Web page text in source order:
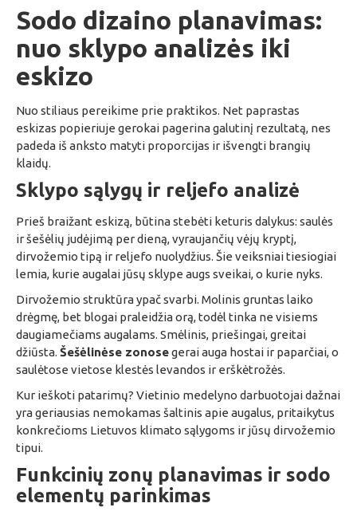
Sodo dizaino planavimas:
nuo sklypo analizės iki
eskizo
Nuo stiliaus pereikime prie praktikos. Net paprastas
eskizas popieriuje gerokai pagerina galutinį rezultatą, nes
padeda iš anksto matyti proporcijas ir išvengti brangių
klaidų.
Sklypo sąlygų ir reljefo analizė
Prieš braižant eskizą, būtina stebėti keturis dalykus: saulės
ir šešėlių judėjimą per dieną, vyraujančių vėjų kryptį,
dirvožemio tipą ir reljefo nuolydžius. Šie veiksniai tiesiogiai
lemia, kurie augalai jūsų sklype augs sveikai, o kurie nyks.
Dirvožemio struktūra ypač svarbi. Molinis gruntas laiko
drėgmę, bet blogai praleidžia orą, todėl tinka ne visiems
daugiamečiams augalams. Smėlinis, priešingai, greitai
džiūsta. Šešėlinėse zonosegerai auga hostai ir paparčiai, o
saulėtose vietose klestės levandos ir erškėtrožės.
Kur ieškoti patarimų? Vietinio medelyno darbuotojai dažnai
yra geriausias nemokamas šaltinis apie augalus, pritaikytus
konkrečioms Lietuvos klimato sąlygoms ir jūsų dirvožemio
tipui.
Funkcinių zonų planavimas ir sodo
elementų parinkimas